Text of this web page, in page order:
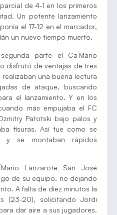
de 4-1 en los primeros
Un potente lanzamiento
el 17-12 en el marcador,
un nuevo tiempo muerto.
parte el Ca´Mario
disfrutó de ventajas de tres
una buena lectura
de ataque, buscando
el lanzamiento. Y en los
más empujaba el FC
Patotski bajo palos y
fisuras. Así fue como se
y se montaban rápidos
Lanzarote San José
de su equipo, no dejando
A falta de diez minutos la
(23-20), solicitando Jordi
dar aire a sus jugadores.